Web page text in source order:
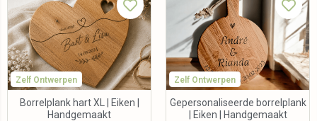
Zelf Ontwerpen
Borrelplank hart XL | Eiken |
Handgemaakt
Zelf Ontwerpen
Gepersonaliseerde borrelplank
| Eiken | Handgemaakt